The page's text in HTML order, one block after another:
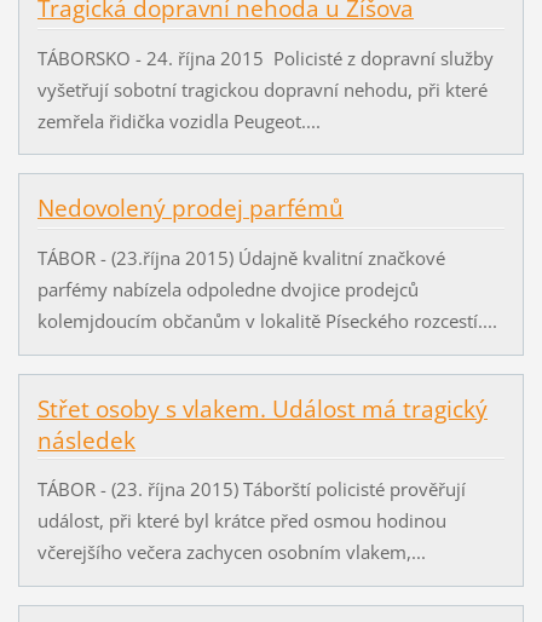
Tragická dopravní nehoda u Žíšova
TÁBORSKO - 24. října 2015 Policisté z dopravní služby
vyšetřují sobotní tragickou dopravní nehodu, při které
zemřela řidička vozidla Peugeot....
Nedovolený prodej parfémů
TÁBOR - (23.října 2015) Údajně kvalitní značkové
parfémy nabízela odpoledne dvojice prodejců
kolemjdoucím občanům v lokalitě Píseckého rozcestí....
Střet osoby s vlakem. Událost má tragický
následek
TÁBOR - (23. října 2015) Táborští policisté prověřují
událost, při které byl krátce před osmou hodinou
včerejšího večera zachycen osobním vlakem,...